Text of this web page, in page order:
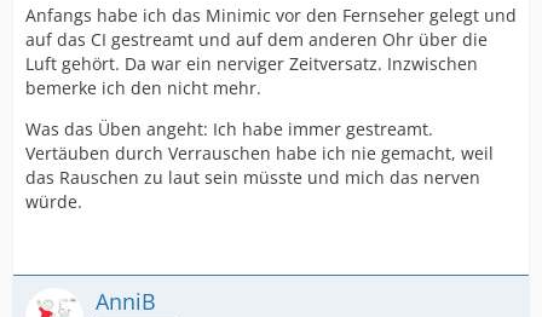
Anfangs habe ich das Minimic vor den Fernseher gelegt und
auf das CI gestreamt und auf dem anderen Ohr über die
Luft gehört. Da war ein nerviger Zeitversatz. Inzwischen
bemerke ich den nicht mehr.
Was das Üben angeht: Ich habe immer gestreamt.
Vertäuben durch Verrauschen habe ich nie gemacht, weil
das Rauschen zu laut sein müsste und mich das nerven
würde.
AnniB